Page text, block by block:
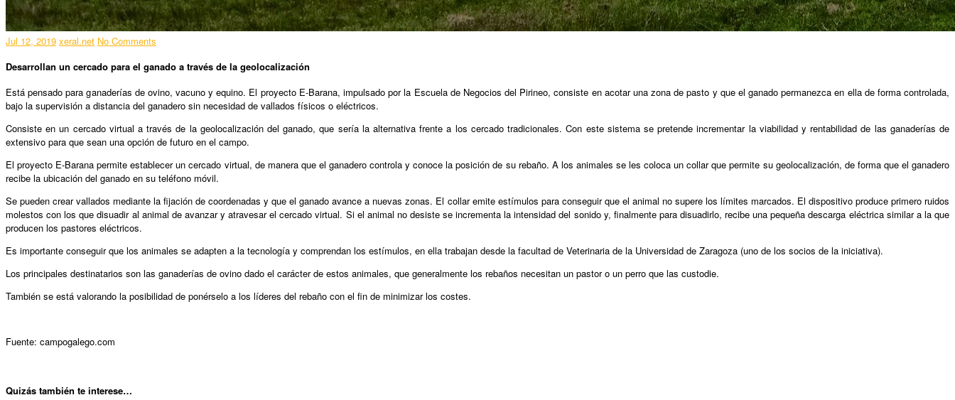
Jul 12, 2019 xeral.net No Comments
Desarrollan un cercado para el ganado a través de la geolocalización
Está pensado para ganaderías de ovino, vacuno y equino. El proyecto E-Barana, impulsado por la Escuela de Negocios del Pirineo, consiste en acotar una zona de pasto y que el ganado permanezca en ella de forma controlada,
bajo la supervisión a distancia del ganadero sin necesidad de vallados físicos o eléctricos.
Consiste en un cercado virtual a través de la geolocalización del ganado, que sería la alternativa frente a los cercado tradicionales. Con este sistema se pretende incrementar la viabilidad y rentabilidad de las ganaderías de
extensivo para que sean una opción de futuro en el campo.
El proyecto E-Barana permite establecer un cercado virtual, de manera que el ganadero controla y conoce la posición de su rebaño. A los animales se les coloca un collar que permite su geolocalización, de forma que el ganadero
recibe la ubicación del ganado en su teléfono móvil.
Se pueden crear vallados mediante la fijación de coordenadas y que el ganado avance a nuevas zonas. El collar emite estímulos para conseguir que el animal no supere los límites marcados. El dispositivo produce primero ruidos
molestos con los que disuadir al animal de avanzar y atravesar el cercado virtual. Si el animal no desiste se incrementa la intensidad del sonido y, finalmente para disuadirlo, recibe una pequeña descarga eléctrica similar a la que
producen los pastores eléctricos.
Es importante conseguir que los animales se adapten a la tecnología y comprendan los estímulos, en ella trabajan desde la facultad de Veterinaria de la Universidad de Zaragoza (uno de los socios de la iniciativa).
Los principales destinatarios son las ganaderías de ovino dado el carácter de estos animales, que generalmente los rebaños necesitan un pastor o un perro que las custodie.
También se está valorando la posibilidad de ponérselo a los líderes del rebaño con el fin de minimizar los costes.
Fuente: campogalego.com
Quizás también te interese…